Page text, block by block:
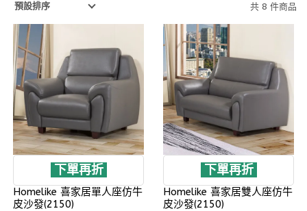
預設排序 共 8 件商品
下單再折
Homelike 喜家居單人座仿牛
皮沙發(2150)
下單再折
Homelike 喜家居雙人座仿牛
皮沙發(2150)